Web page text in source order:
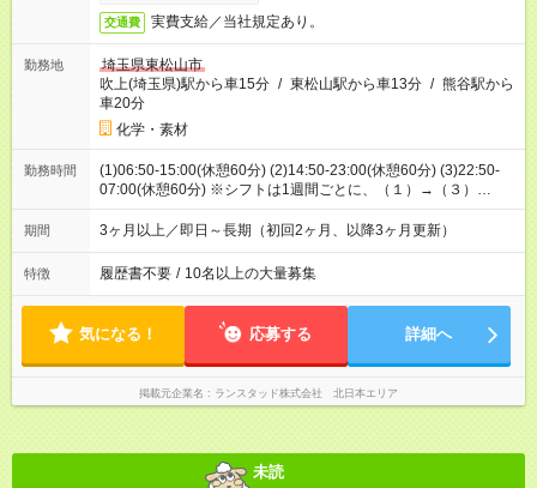
交通費 実費支給／当社規定あり。
勤務地
埼玉県東松山市
吹上(埼玉県)駅から車15分 / 東松山駅から車13分 / 熊谷駅から
車20分
化学・素材
勤務時間
(1)06:50-15:00(休憩60分) (2)14:50-23:00(休憩60分) (3)22:50-
07:00(休憩60分) ※シフトは1週間ごとに、（１）→（３）
→（２）の繰り返し
期間 3ヶ月以上／即日～長期（初回2ヶ月、以降3ヶ月更新）
特徴 履歴書不要 / 10名以上の大量募集
気になる！ 応募する 詳細へ
掲載元企業名 ランスタッド株式会社 北日本エリア
未読